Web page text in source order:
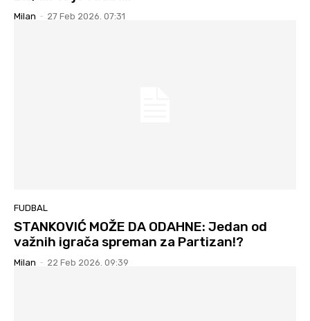
Milan - 27 Feb 2026. 07:31
FUDBAL
STANKOVIĆ MOŽE DA ODAHNE: Jedan od
važnih igrača spreman za Partizan!?
Milan - 22 Feb 2026. 09:39